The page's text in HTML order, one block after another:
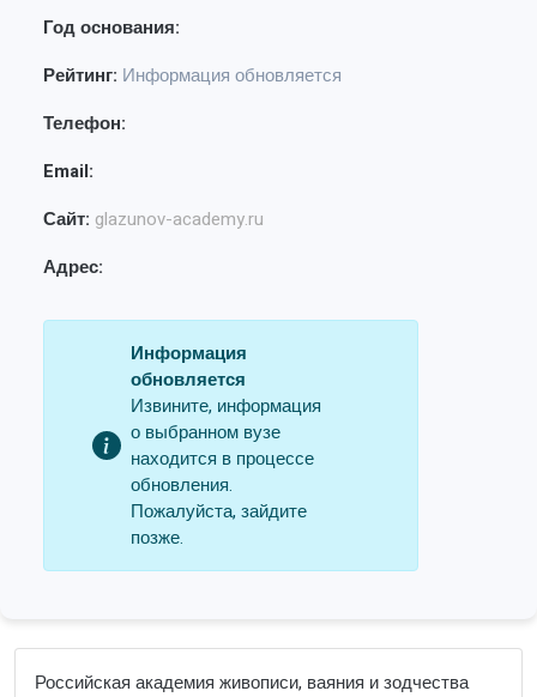
Год основания:
Рейтинг: Информация обновляется
Телефон:
Email:
Сайт: glazunov-academy.ru
Адрес:
Информация
обновляется
Извините, информация
о выбранном вузе
находится в процессе
обновления.
Пожалуйста, зайдите
позже.
Российская академия живописи, ваяния и зодчества